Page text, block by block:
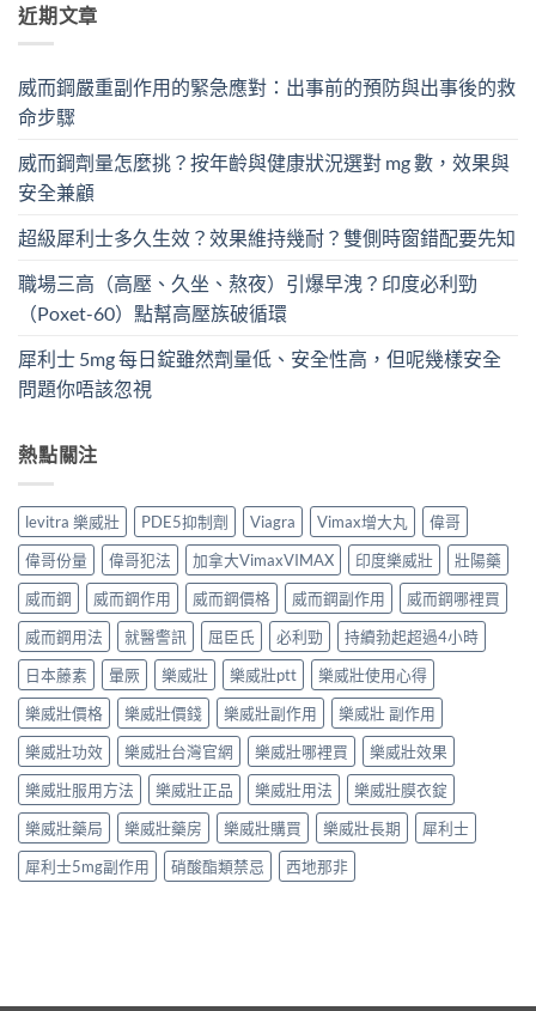
近期文章
威而鋼嚴重副作用的緊急應對：出事前的預防與出事後的救
命步驟
威而鋼劑量怎麼挑？按年齡與健康狀況選對 mg 數，效果與
安全兼顧
超級犀利士多久生效？效果維持幾耐？雙側時窗錯配要先知
職場三高（高壓、久坐、熬夜）引爆早洩？印度必利勁
（Poxet-60）點幫高壓族破循環
犀利士 5mg 每日錠雖然劑量低、安全性高，但呢幾樣安全
問題你唔該忽視
熱點關注
levitra 樂威壯 PDE5抑制劑 Viagra Vimax增大丸
偉哥
偉哥份量
偉哥犯法 加拿大VimaxVIMAX 印度樂威壯
壯陽藥
威而鋼
威而鋼作用 威而鋼價格 威而鋼副作用
威而鋼哪裡買
威而鋼用法
就醫警訊 屈臣氏 必利勁
持續勃起超過4小時
日本藤素
暈厥 樂威壯 樂威壯ptt
樂威壯使用心得
樂威壯價格
樂威壯價錢 樂威壯副作用
樂威壯 副作用
樂威壯功效
樂威壯台灣官網 樂威壯哪裡買
樂威壯效果
樂威壯服用方法
樂威壯正品 樂威壯用法
樂威壯膜衣錠
樂威壯藥局
樂威壯藥房 樂威壯購買 樂威壯長期
犀利士
犀利士5mg副作用
硝酸酯類禁忌 西地那非